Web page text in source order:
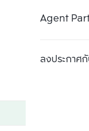
Agent
ลงประกาศกั